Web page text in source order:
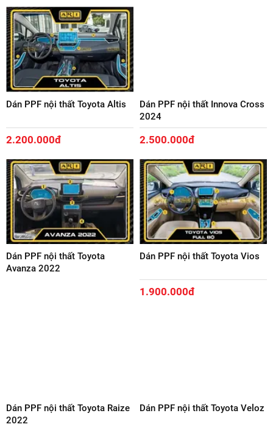
Dán PPF nội thất Toyota Altis
2.200.000đ
Dán PPF nội thất Innova Cross
2024
2.500.000đ
Dán PPF nội thất Toyota
Avanza 2022
Dán PPF nội thất Toyota Vios
1.900.000đ
Dán PPF nội thất Toyota Raize
2022
Dán PPF nội thất Toyota Veloz